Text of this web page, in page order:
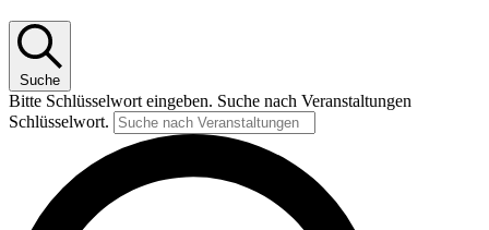
Suche
Bitte Schlüsselwort eingeben. Suche nach Veranstaltungen
Schlüsselwort.